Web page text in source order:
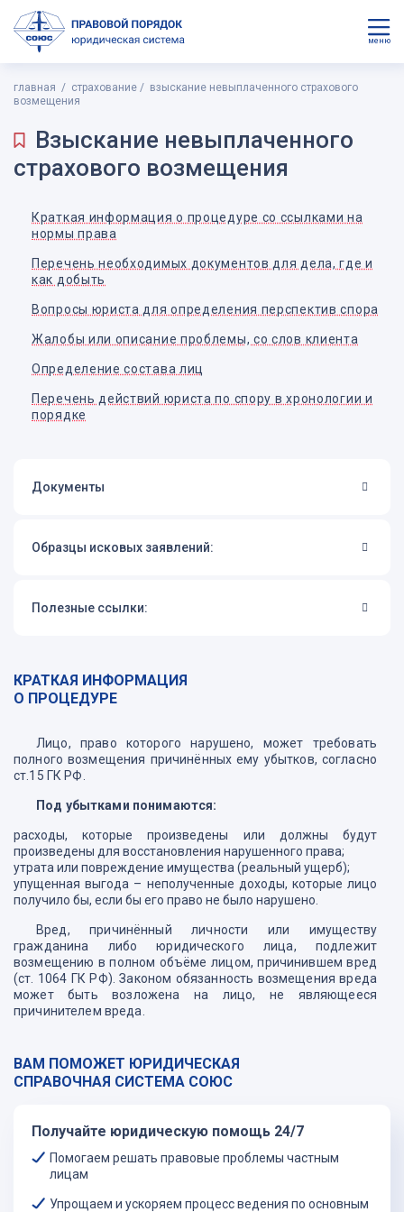
меню
главная страхование
взыскание невыплаченного страхового
возмещения
Взыскание невыплаченного
страхового возмещения
Краткая информация о процедуре со ссылками на
нормы права
Перечень необходимых документов для дела, где и
как добыть
Вопросы юриста для определения перспектив спора
Жалобы или описание проблемы, со слов клиента
Определение состава лиц
Перечень действий юриста по спору в хронологии и
порядке
Документы
Образцы исковых заявлений:
Полезные ссылки:
КРАТКАЯ ИНФОРМАЦИЯ
О ПРОЦЕДУРЕ
Лицо, право которого нарушено, может требовать
полного возмещения причинённых ему убытков, согласно
ст.15 ГК РФ.
Под убытками понимаются:
расходы, которые произведены или должны будут
произведены для восстановления нарушенного права;
утрата или повреждение имущества (реальный ущерб);
упущенная выгода – неполученные доходы, которые лицо
получило бы, если бы его право не было нарушено.
Вред, причинённый личности или имуществу
гражданина либо юридического лица, подлежит
возмещению в полном объёме лицом, причинившем вред
(ст. 1064 ГК РФ). Законом обязанность возмещения вреда
может быть возложена на лицо, не являющееся
причинителем вреда.
Согласно договору страхования, страховщик
обязуется выплатить лицу, указанному в договоре, сумму
случая. Выплата также может быть произведена лицу,
имуществу которого причинен вред в рамках договора
страхования ответственности.
Однако, в ряде случаев возникают сложности с
определением события, признаваемого страховым
ВАМ ПОМОЖЕТ ЮРИДИЧЕСКАЯ
СПРАВОЧНАЯ СИСТЕМА СОЮС
Получайте юридическую помощь 24/7
Помогаем решать правовые проблемы частным
лицам
Упрощаем и ускоряем процесс ведения по основным